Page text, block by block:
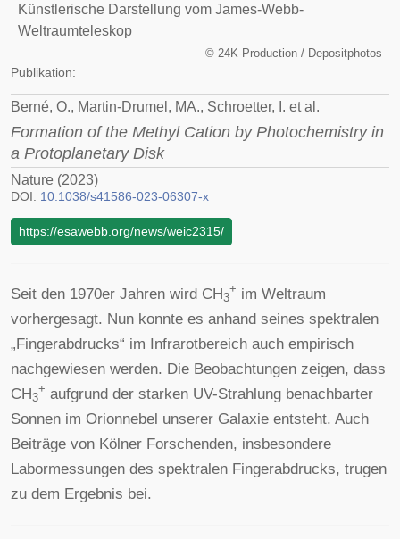
Künstlerische Darstellung vom James-Webb-
Weltraumteleskop
© 24K-Production / Depositphotos
Publikation:
Berné, O., Martin-Drumel, MA., Schroetter, I. et al.
Formation of the Methyl Cation by Photochemistry in
a Protoplanetary Disk
Nature (2023)
DOI: 10.1038/s41586-023-06307-x
https://esawebb.org/news/weic2315/
Seit den 1970er Jahren wird CH3
+ im Weltraum
vorhergesagt. Nun konnte es anhand seines spektralen
„Fingerabdrucks“ im Infrarotbereich auch empirisch
nachgewiesen werden. Die Beobachtungen zeigen, dass
CH3
+ aufgrund der starken UV-Strahlung benachbarter
Sonnen im Orionnebel unserer Galaxie entsteht. Auch
Beiträge von Kölner Forschenden, insbesondere
Labormessungen des spektralen Fingerabdrucks, trugen
zu dem Ergebnis bei.